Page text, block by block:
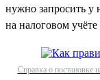
нужно запросить у
на налоговом учёте
Справка о постановке